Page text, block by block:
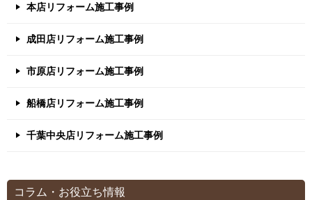
本店リフォーム施工事例
成田店リフォーム施工事例
市原店リフォーム施工事例
船橋店リフォーム施工事例
千葉中央店リフォーム施工事例
コラム・お役立ち情報